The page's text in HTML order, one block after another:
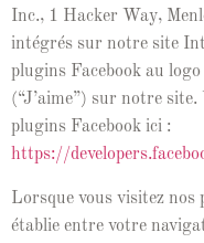
Inc., 1 Hack­er Way,
inté­grés sur notre site
plu­g­ins Face­book au logo
(“J’aime”) sur notre
plu­g­ins Face­book ici :
https://
Lorsque vous vis­itez nos
établie entre votre